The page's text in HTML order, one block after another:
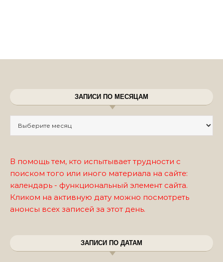
ЗАПИСИ ПО МЕСЯЦАМ
В помощь тем, кто испытывает трудности с
поиском того или иного материала на сайте:
календарь - функциональный элемент сайта.
Кликом на активную дату можно посмотреть
анонсы всех записей за этот день.
ЗАПИСИ ПО ДАТАМ